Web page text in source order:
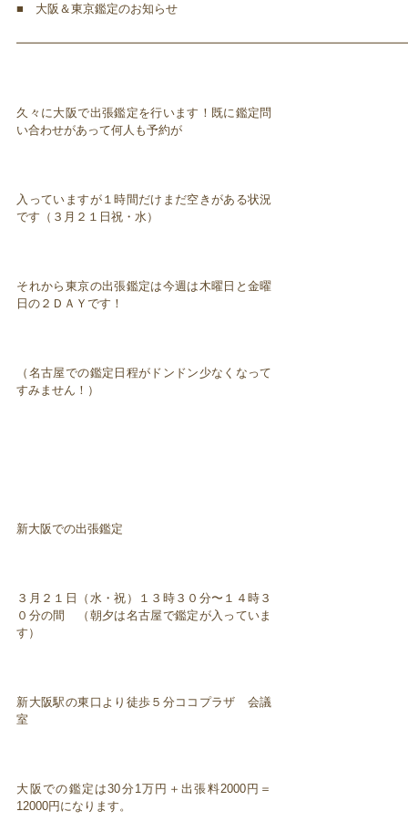
■ 大阪＆東京鑑定のお知らせ
久々に大阪で出張鑑定を行います！既に鑑定問
い合わせがあって何人も予約が
入っていますが１時間だけまだ空きがある状況
です（３月２１日祝・水）
それから東京の出張鑑定は今週は木曜日と金曜
日の２ＤＡＹです！
（名古屋での鑑定日程がドンドン少なくなって
すみません！）
新大阪での出張鑑定
３月２１日（水・祝）１３時３０分〜１４時３
０分の間 （朝夕は名古屋で鑑定が入っていま
す）
新大阪駅の東口より徒歩５分ココプラザ 会議
室
大阪での鑑定は30分1万円＋出張料2000円＝
12000円になります。